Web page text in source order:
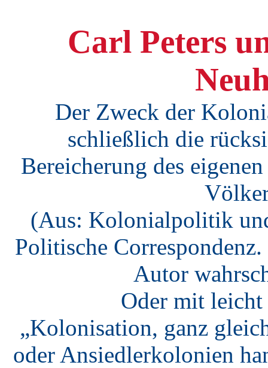
Carl Peters
Der Zweck der
schließlich die
Bereicherung des
(Aus: Kolonialpolitik
Politische
Autor
Oder mit leicht
„Kolonisation, ganz
oder Ansiedlerkolonien